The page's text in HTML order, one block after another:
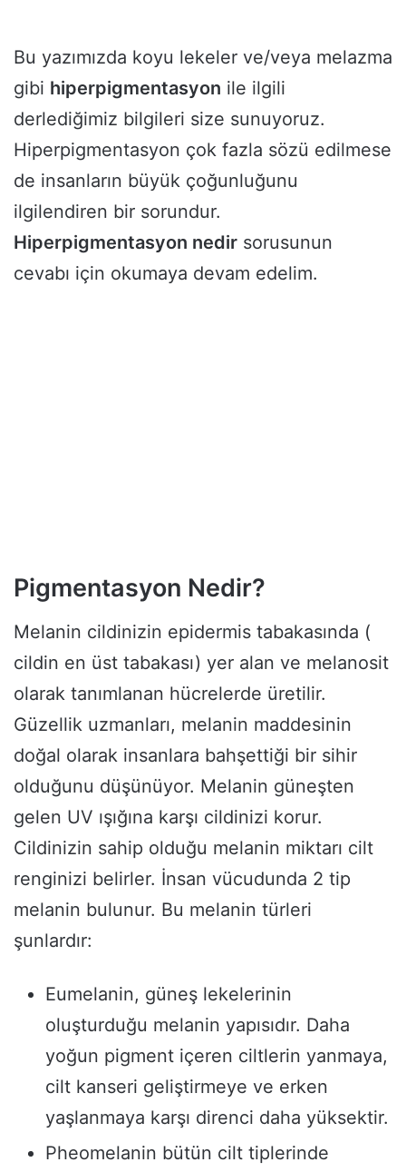
Bu yazımızda koyu lekeler ve/veya melazma
gibi hiperpigmentasyon ile ilgili
derlediğimiz bilgileri size sunuyoruz.
Hiperpigmentasyon çok fazla sözü edilmese
de insanların büyük çoğunluğunu
ilgilendiren bir sorundur.
Hiperpigmentasyon nedir sorusunun
cevabı için okumaya devam edelim.
Pigmentasyon Nedir?
Melanin cildinizin epidermis tabakasında (
cildin en üst tabakası) yer alan ve melanosit
olarak tanımlanan hücrelerde üretilir.
Güzellik uzmanları, melanin maddesinin
doğal olarak insanlara bahşettiği bir sihir
olduğunu düşünüyor. Melanin güneşten
gelen UV ışığına karşı cildinizi korur.
Cildinizin sahip olduğu melanin miktarı cilt
renginizi belirler. İnsan vücudunda 2 tip
melanin bulunur. Bu melanin türleri
şunlardır:
Eumelanin, güneş lekelerinin
oluşturduğu melanin yapısıdır. Daha
yoğun pigment içeren ciltlerin yanmaya,
cilt kanseri geliştirmeye ve erken
yaşlanmaya karşı direnci daha yüksektir.
Pheomelanin bütün cilt tiplerinde